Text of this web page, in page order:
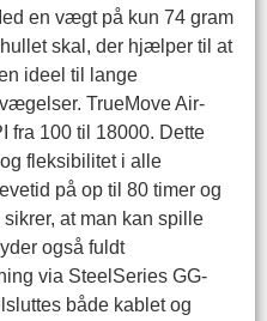
en vægt på kun 74 gram
skal, der hjælper til at
ideel til lange
TrueMove Air-
fra 100 til 18000. Dette
fleksibilitet i alle
på op til 80 timer og
at man kan spille
også fuldt
via SteelSeries GG-
både kablet og